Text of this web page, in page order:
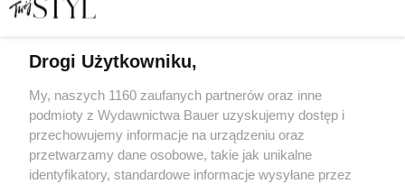
planet ma wpływać na nasze życie
MATYLDA NOWAK
ZODIAK
Drogi Użytkowniku,
My, naszych 1160 zaufanych partnerów oraz inne
podmioty z Wydawnictwa Bauer uzyskujemy dostęp i
przechowujemy informacje na urządzeniu oraz
przetwarzamy dane osobowe, takie jak unikalne
identyfikatory, standardowe informacje wysyłane przez